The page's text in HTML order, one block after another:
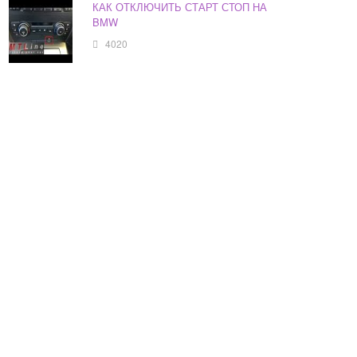
КАК ОТКЛЮЧИТЬ СТАРТ СТОП НА
BMW
4020